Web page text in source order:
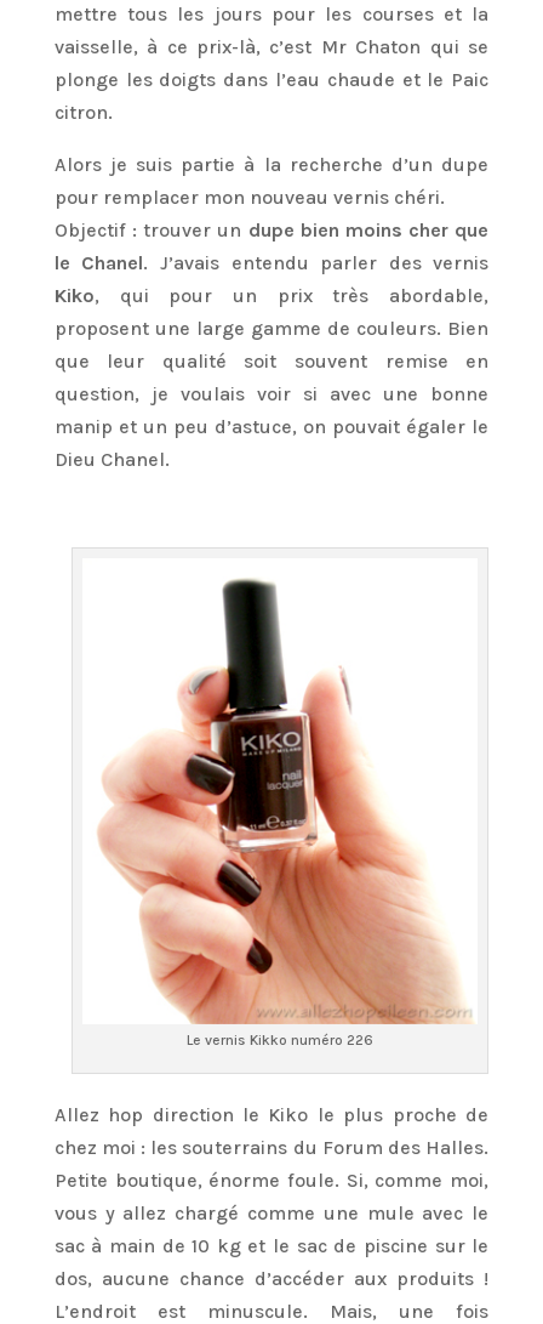
mettre tous les jours pour les courses et la
vaisselle, à ce prix-là, c’est Mr Chaton qui se
plonge les doigts dans l’eau chaude et le Paic
citron.
Alors je suis partie à la recherche d’un dupe
pour remplacer mon nouveau vernis chéri.
Objectif : trouver un dupe bien moins cher que
le Chanel. J’avais entendu parler des vernis
Kiko, qui pour un prix très abordable,
proposent une large gamme de couleurs. Bien
que leur qualité soit souvent remise en
question, je voulais voir si avec une bonne
manip et un peu d’astuce, on pouvait égaler le
Dieu Chanel.
Le vernis Kikko numéro 226
Allez hop direction le Kiko le plus proche de
chez moi : les souterrains du Forum des Halles.
Petite boutique, énorme foule. Si, comme moi,
vous y allez chargé comme une mule avec le
sac à main de 10 kg et le sac de piscine sur le
dos, aucune chance d’accéder aux produits !
L’endroit est minuscule. Mais, une fois